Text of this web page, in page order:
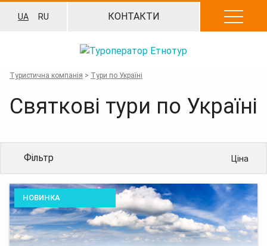
UA RU КОНТАКТИ
Туристична компанія > Тури по Україні
Святкові тури по Україні
Ціна
Фільтр
НОВИНКА